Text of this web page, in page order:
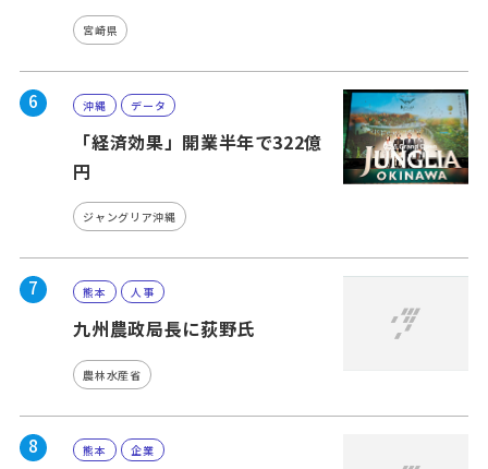
宮崎県
6 沖縄 データ
「経済効果」開業半年で322億
円
ジャングリア沖縄
7 熊本 人事
九州農政局長に荻野氏
農林水産省
8 熊本 企業